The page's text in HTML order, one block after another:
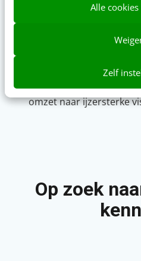
Alle
Zelf
Napkin AI: de tool die
omzet naar ijzersterke
Op zoek